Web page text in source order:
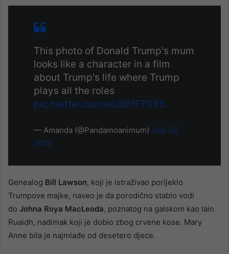
This photo of Donald Trump's mum
looks like a character in a film
about Trump's life where Trump
plays all the roles
pic.twitter.com/eUXbfFT0X5
— Amanda (@Pandamoanimum) July 26,
2016
Genealog Bill Lawson, koji je istraživao porijeklo
Trumpove majke, naveo je da porodično stablo vodi
do Johna Roya MacLeoda, poznatog na galskom kao Iain
Ruaidh, nadimak koji je dobio zbog crvene kose. Mary
Anne bila je najmlađe od desetero djece.